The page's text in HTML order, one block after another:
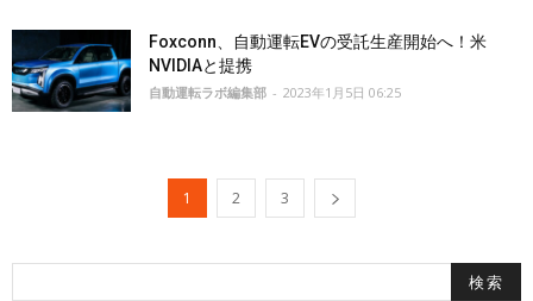
Foxconn、自動運転EVの受託生産開始へ！米
NVIDIAと提携
自動運転ラボ編集部 - 2023年1月5日 06:25
1 2 3